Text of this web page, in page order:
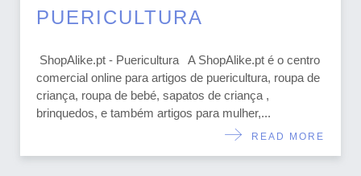
PUERICULTURA
ShopAlike.pt - Puericultura A ShopAlike.pt é o centro
comercial online para artigos de puericultura, roupa de
criança, roupa de bebé, sapatos de criança ,
brinquedos, e também artigos para mulher,...
READ MORE